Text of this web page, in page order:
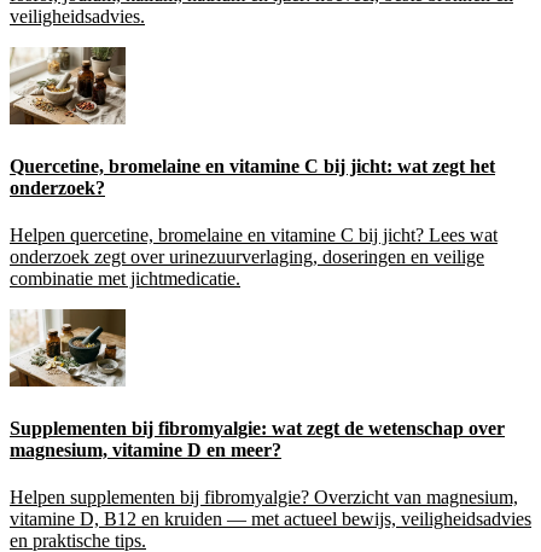
veiligheidsadvies.
Quercetine, bromelaine en vitamine C bij jicht: wat zegt het
onderzoek?
Helpen quercetine, bromelaine en vitamine C bij jicht? Lees wat
onderzoek zegt over urinezuurverlaging, doseringen en veilige
combinatie met jichtmedicatie.
Supplementen bij fibromyalgie: wat zegt de wetenschap over
magnesium, vitamine D en meer?
Helpen supplementen bij fibromyalgie? Overzicht van magnesium,
vitamine D, B12 en kruiden — met actueel bewijs, veiligheidsadvies
en praktische tips.